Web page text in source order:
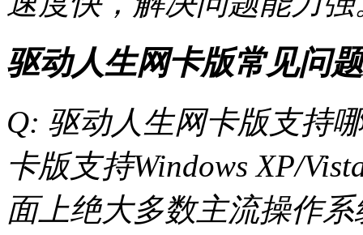
驱动人生网卡版常见问
Q: 驱动人生网卡版支持
卡版支持Windows XP/
面上绝大多数主流操作系